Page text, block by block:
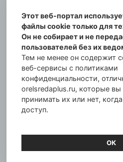
© Информационный
Орловская cреда-плюс,
Свидетельство о
00254 от 29 октября 2013 г.
Газета зарегистрирована
Федеральной службы по
информационных
коммуникаций по
Главный редактор: Татьяна
Этот веб-портал
файлы cookie только для
Он не собирает и не
пользователей без их
Тем не менее он содержит
веб-сервисы с политиками
конфиденциальности,
orelsredaplus.ru, которые
принимать их или нет,
доступ.
ОК